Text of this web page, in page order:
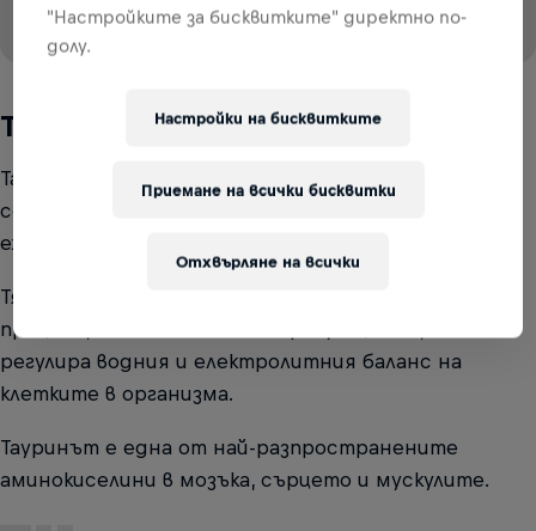
Таурин
Тауринът е аминокиселина, естествено срещаща
се в човешкото тяло и присъстваща в
ежедневната диета.
Тя участва в широк спектър от биологични
процеси, включително осморегулацията, която
регулира водния и електролитния баланс на
клетките в организма.
Тауринът е една от най-разпространените
аминокиселини в мозъка, сърцето и мускулите.
"Настройките за бисквитките" директно по-
долу.
Настройки на бисквитките
Отхвърляне на всички
Приемане на всички бисквитки